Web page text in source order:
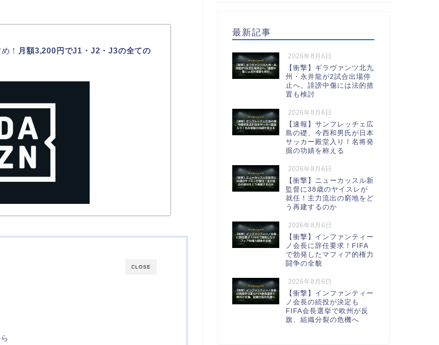
！ 月額3,200円でJ1・J2・J3の全ての
CLOSE
最新記事
2026年8月6日
【衝撃】ギラヴァンツ北九
州・永井龍が2試合出場停
止へ。誹謗中傷には法的措
置も検討
2026年8月6日
【速報】サンフレッチェ広
島の礎、今西和男氏が日本
サッカー殿堂入り！名将発
掘の功績を称える
2026年8月6日
【衝撃】ニューカッスル新
監督に38歳のヤイスレが
就任！主力流出の窮地をど
う再建するのか
2026年8月6日
【衝撃】インファンティー
ノ会長に辞任要求！FIFA
で勃発したマフィア的権力
闘争の全貌
2026年8月6日
【衝撃】インファンティー
ノ会長の続投が決定も
FIFA会長選挙で欧州が反
旗、組織分裂の危機へ